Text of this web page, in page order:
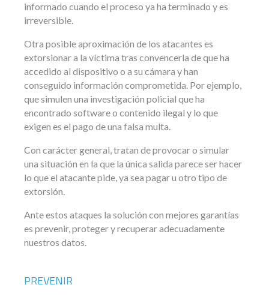
informado cuando el proceso ya ha terminado y es
irreversible.
Otra posible aproximación de los atacantes es
extorsionar a la víctima tras convencerla de que ha
accedido al dispositivo o a su cámara y han
conseguido información comprometida. Por ejemplo,
que simulen una investigación policial que ha
encontrado software o contenido ilegal y lo que
exigen es el pago de una falsa multa.
Con carácter general, tratan de provocar o simular
una situación en la que la única salida parece ser hacer
lo que el atacante pide, ya sea pagar u otro tipo de
extorsión.
Ante estos ataques la solución con mejores garantías
es prevenir, proteger y recuperar adecuadamente
nuestros datos.
PREVENIR